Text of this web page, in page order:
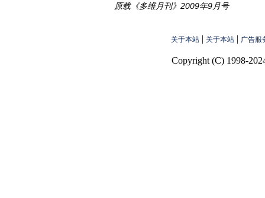
原载《多维月刊》2009年9月号
关于本站 | 关于本站 | 广告服
Copyright (C) 1998-